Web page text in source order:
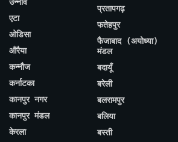
एटा
ओडिसा
औरैया
कन्नौज
कर्नाटका
कानपुर नगर
कानपुर मंडल
केरला
प्रतापगढ़
फतेहपुर
फैजाबाद (अयोध्या)
मंडल
बदायूँ
बरेली
बलरामपुर
बलिया
बस्ती